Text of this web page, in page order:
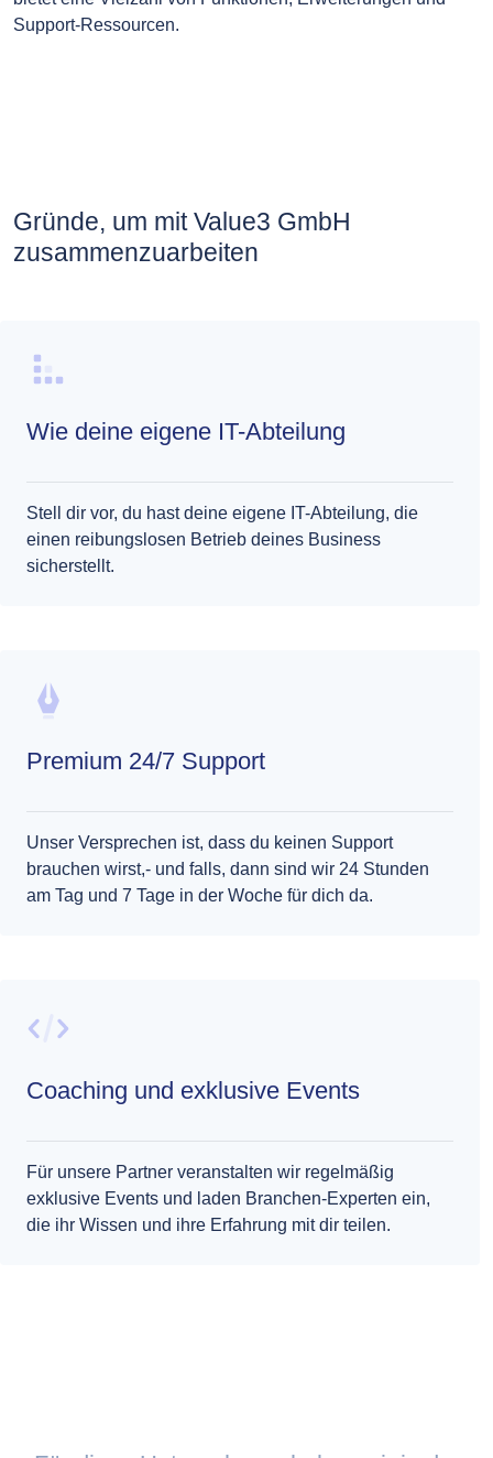
Support-Ressourcen.
Gründe, um mit Value3 GmbH
zusammenzuarbeiten
Wie deine eigene IT-Abteilung
Stell dir vor, du hast deine eigene IT-Abteilung, die
einen reibungslosen Betrieb deines Business
sicherstellt.
Premium 24/7 Support
Unser Versprechen ist, dass du keinen Support
brauchen wirst,- und falls, dann sind wir 24 Stunden
am Tag und 7 Tage in der Woche für dich da.
Coaching und exklusive Events
Für unsere Partner veranstalten wir regelmäßig
exklusive Events und laden Branchen-Experten ein,
die ihr Wissen und ihre Erfahrung mit dir teilen.